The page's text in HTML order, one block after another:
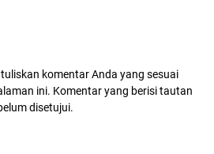
komentar Anda yang sesuai
ini. Komentar yang berisi tautan
disetujui.